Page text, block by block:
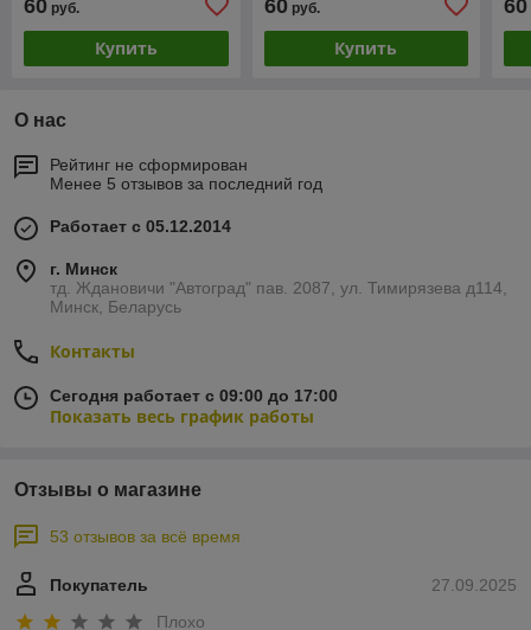
60 руб.
Купить
60руб.
Купить
60
О нас
Рейтинг не сформирован
Менее 5 отзывов за последний год
Работает с 05.12.2014
г. Минск
тд. Ждановичи "Автоград" пав. 2087, ул. Тимирязева д114,
Минск, Беларусь
Контакты
Сегодня работает с 09:00 до 17:00
Показать весь график работы
Отзывы о магазине
53 отзывов за всё время
27.09.2025
Покупатель
Плохо